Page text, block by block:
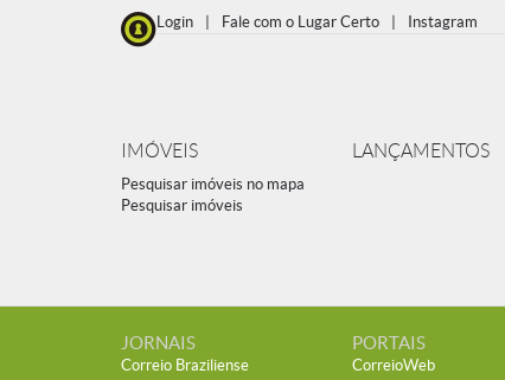
Login Fale com o Lugar Certo Instagram
IMÓVEIS
Pesquisar imóveis no mapa
Pesquisar imóveis
LANÇAMENTOS
JORNAIS
Correio Braziliense
PORTAIS
CorreioWeb